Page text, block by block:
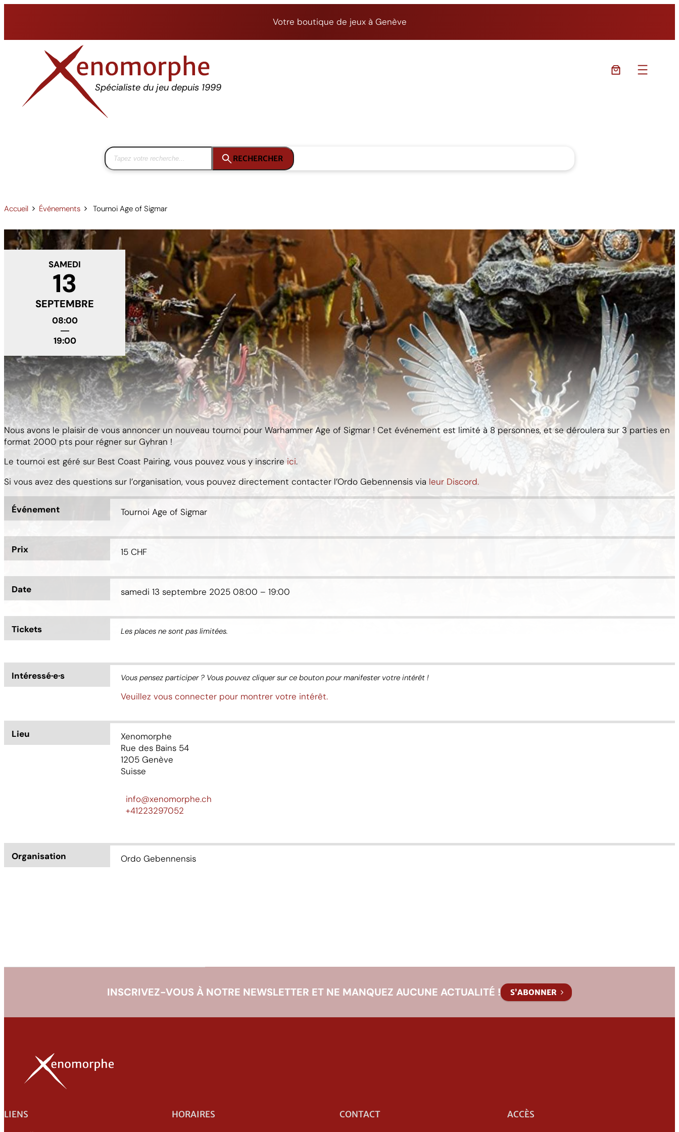
Votre boutique de jeux à Genève
Spécialiste du jeu depuis 1999
RECHERCHER
Accueil Événements Tournoi Age of Sigmar
SAMEDI
13
SEPTEMBRE
08:00
―
19:00
Tournoi Age of Sigmar
Nous avons le plaisir de vous annoncer un nouveau tournoi pour Warhammer Age of Sigmar ! Cet événement est limité à 8 personnes, et se déroulera sur 3 parties en
format 2000 pts pour régner sur Gyhran !
Le tournoi est géré sur Best Coast Pairing, vous pouvez vous y inscrire ici.
Si vous avez des questions sur l’organisation, vous pouvez directement contacter l’Ordo Gebennensis via leur Discord.
Événement Tournoi Age of Sigmar
Prix 15 CHF
Date samedi 13 septembre 2025 08:00 – 19:00
Tickets Les places ne sont pas limitées.
Intéressé·e·s Vous pensez participer ? Vous pouvez cliquer sur ce bouton pour manifester votre intérêt !
Veuillez vous connecter pour montrer votre intérêt.
Lieu
Xenomorphe
Rue des Bains 54
1205 Genève
Suisse
info@xenomorphe.ch
+41223297052
Organisation Ordo Gebennensis
INSCRIVEZ-VOUS À NOTRE NEWSLETTER ET NE MANQUEZ AUCUNE ACTUALITÉ ! S’ABONNER
LIENS
HORAIRES CONTACT ACCÈS